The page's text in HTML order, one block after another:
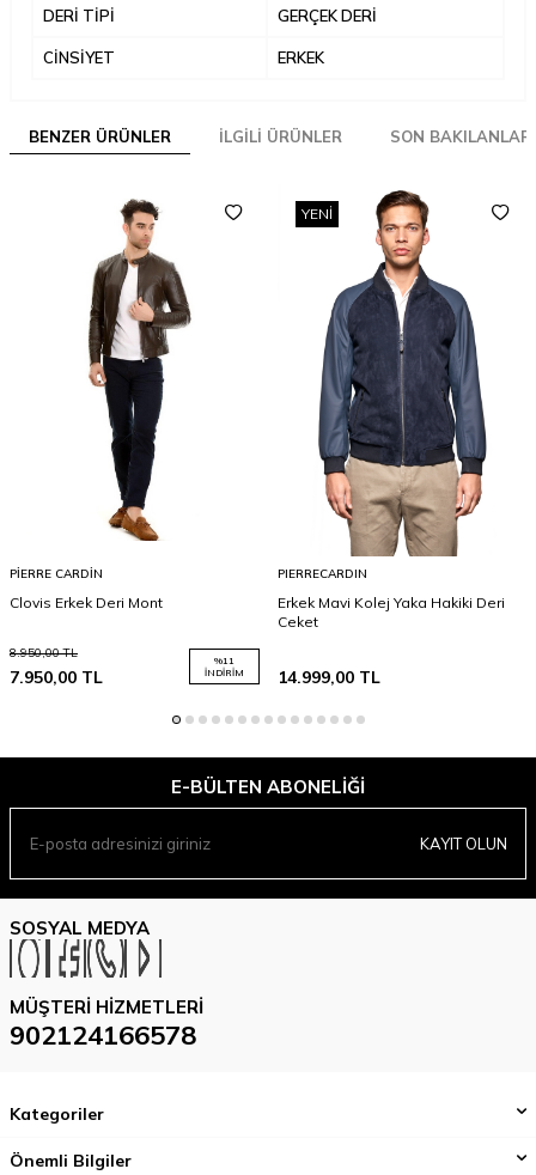
DERİ TİPİ GERÇEK DERİ
CİNSİYET ERKEK
BENZER ÜRÜNLER İLGILI ÜRÜNLER SON BAKILANLAR
PIERRE CARDIN
Clovis Erkek Deri Mont
8.950,00TL
7.950,00 TL
%11
İNDIRIM
YENI
PIERRECARDIN
Erkek Mavi Kolej Yaka Hakiki Deri
Ceket
14.999,00TL
E-BÜLTEN ABONELIĞI
KAYIT OLUN
SOSYAL MEDYA
MÜŞTERI HIZMETLERI
902124166578
Kategoriler
Önemli Bilgiler